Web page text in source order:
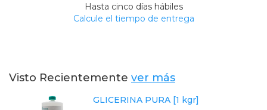
Hasta cinco días hábiles
Calcule el tiempo de entrega
Visto Recientemente ver más
GLICERINA PURA [1 kgr]